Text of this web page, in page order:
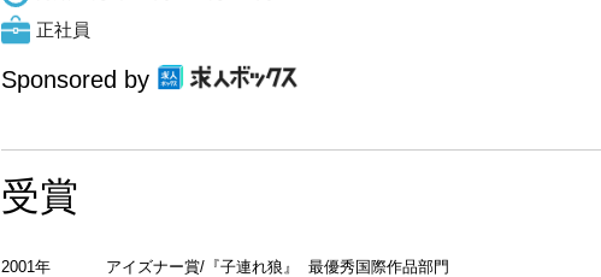
正社員
Sponsored by
受賞
2001年 アイズナー賞/『子連れ狼』 最優秀国際作品部門